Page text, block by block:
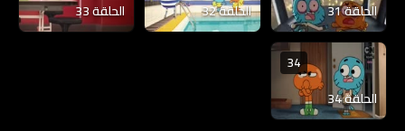
الحلقة 31 الحلقة 32 الحلقة 33
34
الحلقة 34